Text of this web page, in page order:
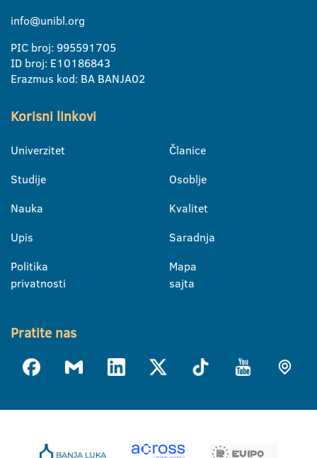
info@unibl.org
PIC broj: 995591705
ID broj: E10186843
Erazmus kod: BA BANJA02
Korisni linkovi
Univerzitet
Studije
Nauka
Upis
Politika
privatnosti
Članice
Osoblje
Kvalitet
Saradnja
Mapa
sajta
Pratite nas